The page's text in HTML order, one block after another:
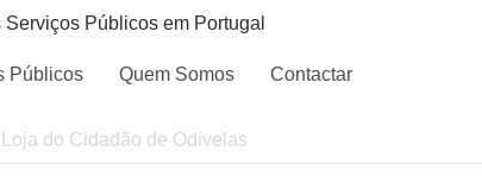
Públicos em Portugal
Públicos Quem Somos Contactar
do Cidadão de Odivelas